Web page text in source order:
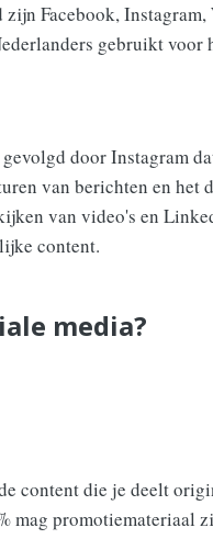
Facebook, Instagram,
gebruikt voor
door Instagram
van berichten en het
van video's en
content.
media?
content die je deelt
mag promotiemateriaal